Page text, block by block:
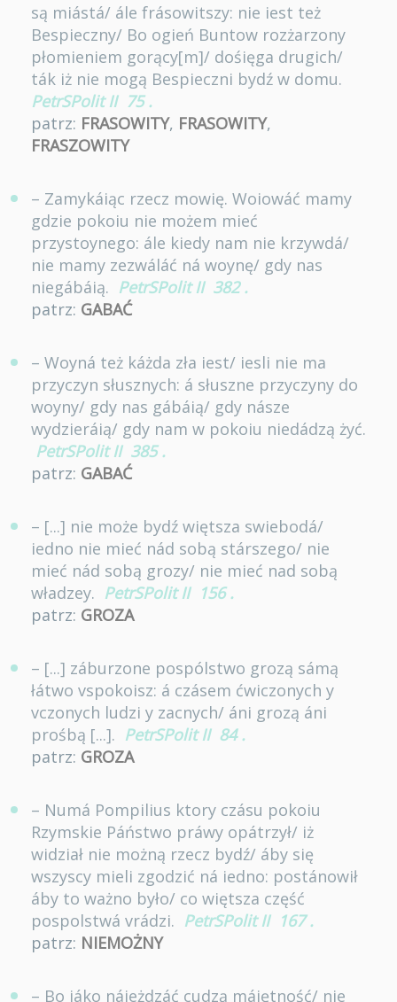
są miástá/ ále frásowitszy: nie iest też
Bespieczny/ Bo ogień Buntow rozżarzony
płomieniem gorący[m]/ dośięga drugich/
ták iż nie mogą Bespieczni bydź w domu.
PetrSPolit II 75 .
patrz: FRASOWITY, FRASOWITY,
FRASZOWITY
– Zamykáiąc rzecz mowię. Woiowáć mamy
gdzie pokoiu nie możem mieć
przystoynego: ále kiedy nam nie krzywdá/
nie mamy zezwáláć ná woynę/ gdy nas
niegábáią. PetrSPolit II 382 .
patrz: GABAĆ
– Woyná też káżda zła iest/ iesli nie ma
przyczyn słusznych: á słuszne przyczyny do
woyny/ gdy nas gábáią/ gdy násze
wydzieráią/ gdy nam w pokoiu niedádzą żyć.
PetrSPolit II 385 .
patrz: GABAĆ
– [...] nie może bydź więtsza swiebodá/
iedno nie mieć nád sobą stárszego/ nie
mieć nád sobą grozy/ nie mieć nad sobą
władzey. PetrSPolit II 156 .
patrz: GROZA
– [...] záburzone pospólstwo grozą sámą
łátwo vspokoisz: á czásem ćwiczonych y
vczonych ludzi y zacnych/ áni grozą áni
prośbą [...]. PetrSPolit II 84 .
patrz: GROZA
– Numá Pompilius ktory czásu pokoiu
Rzymskie Páństwo práwy opátrzył/ iż
widział nie możną rzecz bydź/ áby się
wszyscy mieli zgodzić ná iedno: postánowił
áby to ważno było/ co więtsza część
pospolstwá vrádzi. PetrSPolit II 167 .
patrz: NIEMOŻNY
– Bo iáko náieżdzáć cudzą máiętność/ nie